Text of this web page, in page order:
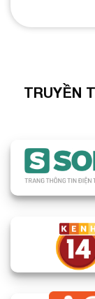
TRUYỀN